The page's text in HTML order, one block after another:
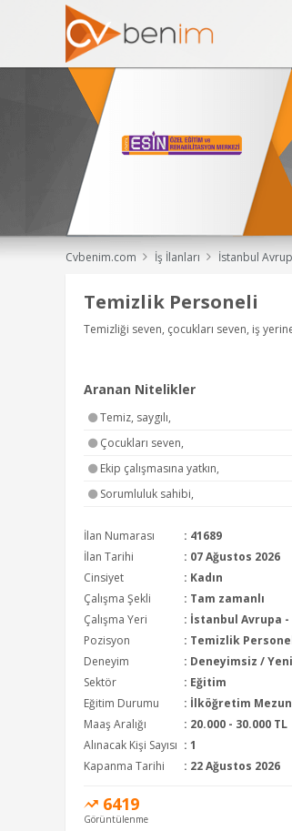
Cvbenim.com İş İlanları İstanbul
Temizlik Personeli
Temizliği seven, çocukları seven, iş
Aranan Nitelikler
Temiz, saygılı,
Çocukları seven,
Ekip çalışmasına yatkın,
Sorumluluk sahibi,
İlan Numarası
: 41689
İlan Tarihi
: 07 Ağustos 2026
Cinsiyet
: Kadın
Çalışma Şekli
: Tam zamanlı
Çalışma Yeri
: İstanbul Avrupa -
Pozisyon
: Temizlik
Deneyim
: Deneyimsiz /
Sektör
: Eğitim
Eğitim Durumu
: İlköğretim
Maaş Aralığı
: 20.000 - 30.000 TL
Alınacak Kişi Sayısı : 1
Kapanma Tarihi
: 22 Ağustos 2026
6419
Görüntülenme